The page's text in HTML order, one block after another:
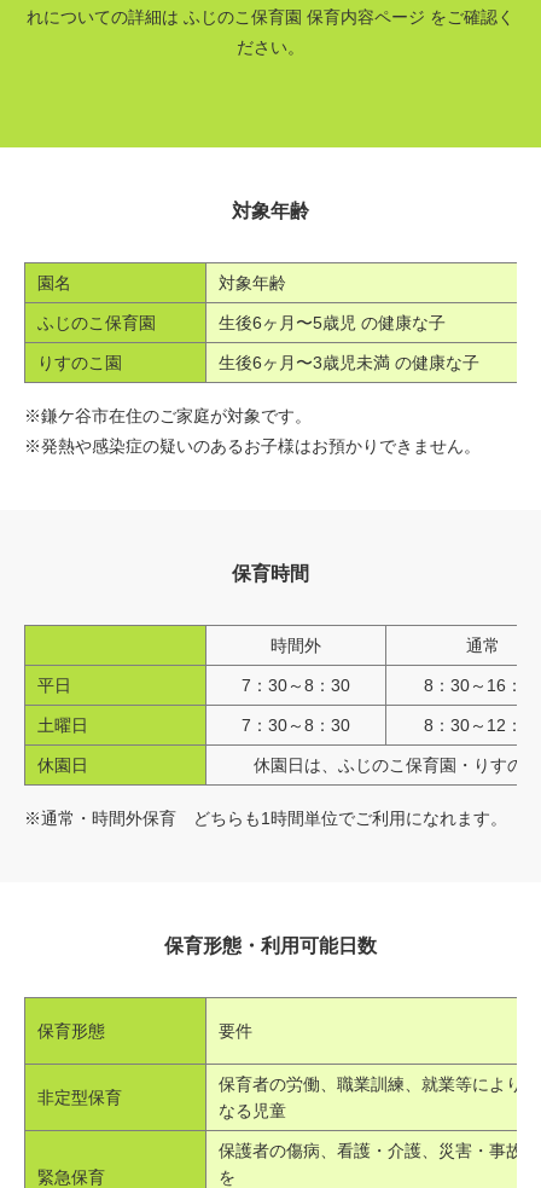
れについての詳細は ふじのこ保育園 保育内容ページ をご確認く
ださい。
対象年齢
園名 対象年齢
ふじのこ保育園 生後6ヶ月〜5歳児 の健康な子
りすのこ園 生後6ヶ月〜3歳児未満 の健康な子
※鎌ケ谷市在住のご家庭が対象です。
※発熱や感染症の疑いのあるお子様はお預かりできません。
保育時間
時間外 通常
平日 7：30～8：30 8：30～16：30
土曜日 7：30～8：30 8：30～12：30
休園日 休園日は、ふじのこ保育園・りすの
※通常・時間外保育 どちらも1時間単位でご利用になれます。
保育形態・利用可能日数
保育形態 要件
非定型保育
保育者の労働、職業訓練、就業等により
なる児童
緊急保育
保護者の傷病、看護・介護、災害・事故
を